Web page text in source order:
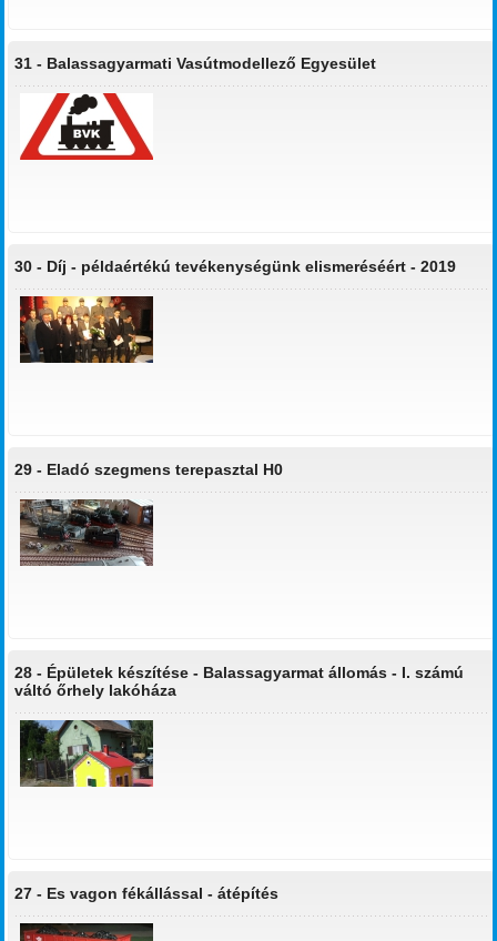
31 - Balassagyarmati Vasútmodellező Egyesület
30 - Díj - példaértékú tevékenységünk elismeréséért - 2019
29 - Eladó szegmens terepasztal H0
28 - Épületek készítése - Balassagyarmat állomás - I. számú
váltó őrhely lakóháza
27 - Es vagon fékállással - átépítés